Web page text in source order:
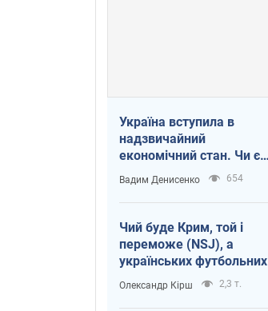
Україна вступила в
надзвичайний
економічний стан. Чи є
світло вкінці тунелю?
Вадим Денисенко 654
Чий буде Крим, той і
переможе (NSJ), а
українських футбольних
чиновників можуть
назвати вбивцями
Олександр Кірш 2,3 т.